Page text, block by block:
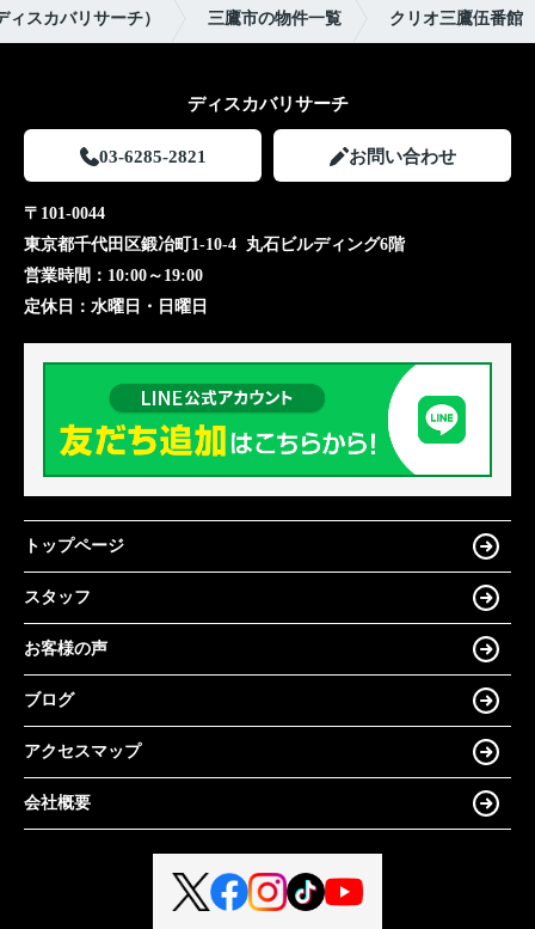
スカバリサーチ） 三鷹市の物件一覧 クリオ三鷹伍番館
ディスカバリサーチ
03-6285-2821 お問い合わせ
〒101-0044
東京都千代田区鍛冶町1-10-4 丸石ビルディング6階
営業時間： 10:00～19:00
定休日： 水曜日・日曜日
トップページ
スタッフ
お客様の声
ブログ
アクセスマップ
会社概要